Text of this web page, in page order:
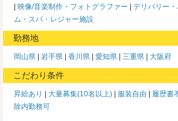
映像/音楽制作・フォトグラファー
デリバリー
ム・スパ・レジャー施設
勤務地
岡山県 岩手県 香川県 愛知県 三重県 大阪府
こだわり条件
昇給あり 大量募集(10名以上) 服装自由 履歴書
除内勤務可